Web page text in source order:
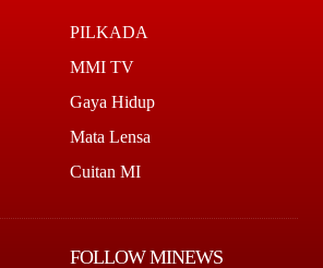
PILKADA
MMI TV
Gaya Hidup
Mata Lensa
Cuitan MI
FOLLOW MINEWS